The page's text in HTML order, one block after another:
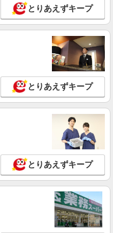
とりあえずキープ
とりあえずキープ
とりあえずキープ